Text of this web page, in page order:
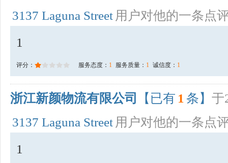
3137 Laguna Street 用户对他的一条点
1
评分： 服务态度： 1 服务质量： 1 诚信度： 1
浙江新颜物流有限公司 【已有 1 条】 于
3137 Laguna Street 用户对他的一条点
1